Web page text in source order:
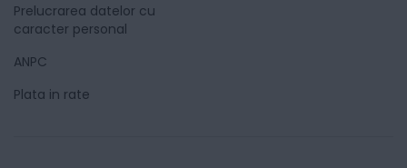
Prelucrarea datelor cu
caracter personal
ANPC
Plata in rate